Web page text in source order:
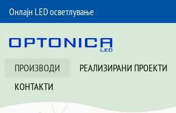
Онлајн LED осветлување
ПРОИЗВОДИ РЕАЛИЗИРАНИ ПРОЕКТИ
КОНТАКТИ